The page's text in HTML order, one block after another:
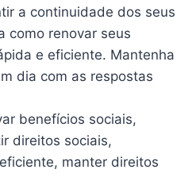
a continuidade dos seus
como renovar seus
e eficiente. Mantenha
dia com as respostas
benefícios sociais,
direitos sociais,
manter direitos